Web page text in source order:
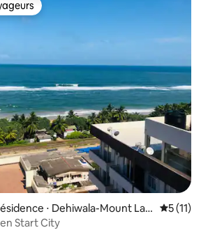
⋅ Dehiwala-Mount Lavi
5 (11)
Start City